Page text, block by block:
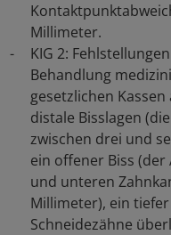
Millimeter.
KIG 2:
Behandlung
gesetzlichen
distale Bisslagen
zwischen drei und
ein offener Biss
und unteren
Millimeter), ein
Schneidezähne